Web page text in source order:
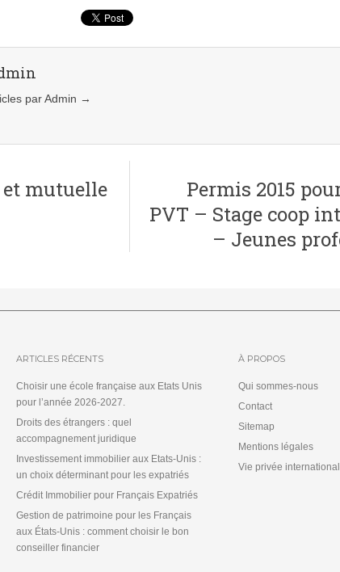
par Admin →
et mutuelle
Permis 2015
PVT – Stage coop
– Jeunes
ARTICLES RÉCENTS
Choisir une école française aux Etats Unis
pour l’année 2026-2027.
Droits des étrangers : quel
accompagnement juridique
Investissement immobilier aux Etats-Unis :
un choix déterminant pour les expatriés
Crédit Immobilier pour Français Expatriés
Gestion de patrimoine pour les Français
aux États-Unis : comment choisir le bon
conseiller financier
À PROPOS
Qui sommes-nous
Contact
Sitemap
Mentions légales
Vie privée